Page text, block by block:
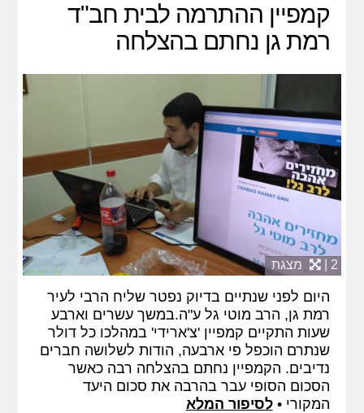
קמפיין ההתרמה לבית חב"ד
רמת גן נחתם בהצלחה
2 | מצגת
היום לפני שנתיים בדיוק נפטר שליח הרבי לעיר
רמת גן, הרב מוטי גל ע"ה.במשך עשרים וארבע
שעות התקיים קמפיין 'צ'ארידי' במהלכו כל דולר
שנתרם הוכפל פי ארבעה, הודות לשלושה חברים
נדיבים. הקמפיין נחתם בהצלחה רבה כאשר
הסכום הסופי עבר בהרבה את סכום היעד
המקורי •לסיפור המלא